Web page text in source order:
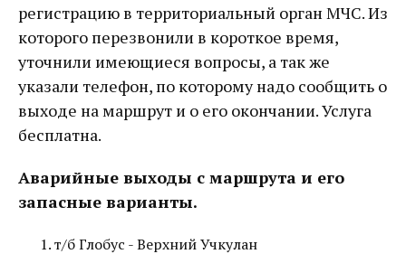
регистрацию в территориальный орган МЧС. Из
которого перезвонили в короткое время,
уточнили имеющиеся вопросы, а так же
указали телефон, по которому надо сообщить о
выходе на маршрут и о его окончании. Услуга
бесплатна.
Аварийные выходы с маршрута и его
запасные варианты.
т/б Глобус - Верхний Учкулан